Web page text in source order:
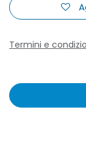
Termini e